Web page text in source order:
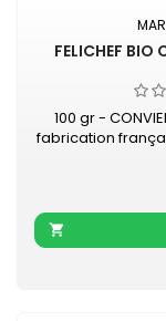
FELICHEF BIO
100 gr -
fabrication
françaises -
chat avec notre
Riche en
